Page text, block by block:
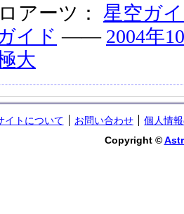
アーツ： 星空ガ
イド ―― 2004年
大
イトについて お問い合わせ
個人情
Copyright ©